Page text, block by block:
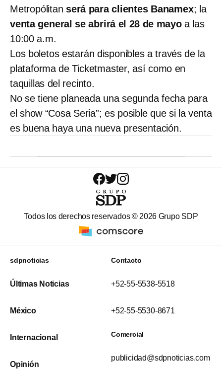
Metropólitan será para clientes Banamex; la
venta general se abrirá el 28 de mayoa las
10:00 a.m.
Los boletos estarán disponibles a través de la
plataforma de Ticketmaster, así como en
taquillas del recinto.
No se tiene planeada una segunda fecha para
el show “Cosa Seria”; es posible que si la venta
es buena haya una nueva presentación.
Todos los derechos reservados © 2026 Grupo SDP
sdpnoticias
Últimas Noticias
México
Internacional
Opinión
Contacto
+52-55-5538-5518
+52-55-5530-8671
Comercial
publicidad@sdpnoticias.com